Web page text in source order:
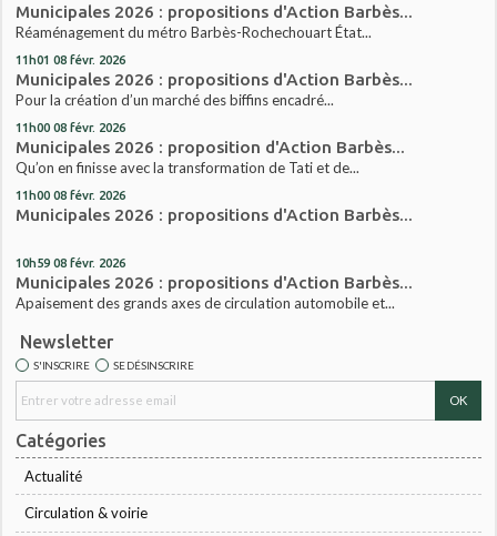
Municipales 2026 : propositions d'Action Barbès...
Réaménagement du métro Barbès-Rochechouart État...
11h01 08 févr. 2026
Municipales 2026 : propositions d'Action Barbès...
Pour la création d’un marché des biffins encadré...
11h00 08 févr. 2026
Municipales 2026 : proposition d'Action Barbès...
Qu’on en finisse avec la transformation de Tati et de...
11h00 08 févr. 2026
Municipales 2026 : propositions d'Action Barbès...
10h59 08 févr. 2026
Municipales 2026 : propositions d'Action Barbès...
Apaisement des grands axes de circulation automobile et...
Newsletter
S'INSCRIRE SE DÉSINSCRIRE
Catégories
Actualité
Circulation & voirie